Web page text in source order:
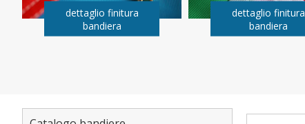
dettaglio finitura
bandiera
dettaglio finitura
bandiera